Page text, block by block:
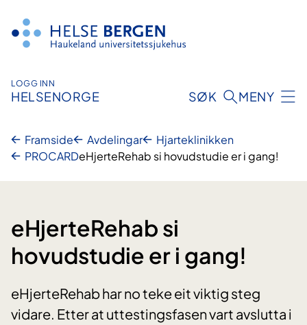
innhald
LOGG INN
HELSENORGE SØK MENY
Framside Avdelingar
Hjarteklinikken
PROCARDeHjerteRehab si hovudstudie er i gang!
eHjerteRehab si
hovudstudie er i gang!
eHjerteRehab har no teke eit viktig steg
vidare. Etter at uttestingsfasen vart avslutta i